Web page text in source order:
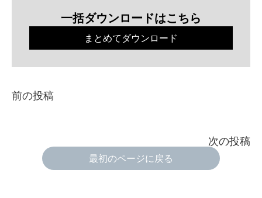
一括ダウンロードはこちら
まとめてダウンロード
前の投稿
次の投稿
最初のページに戻る